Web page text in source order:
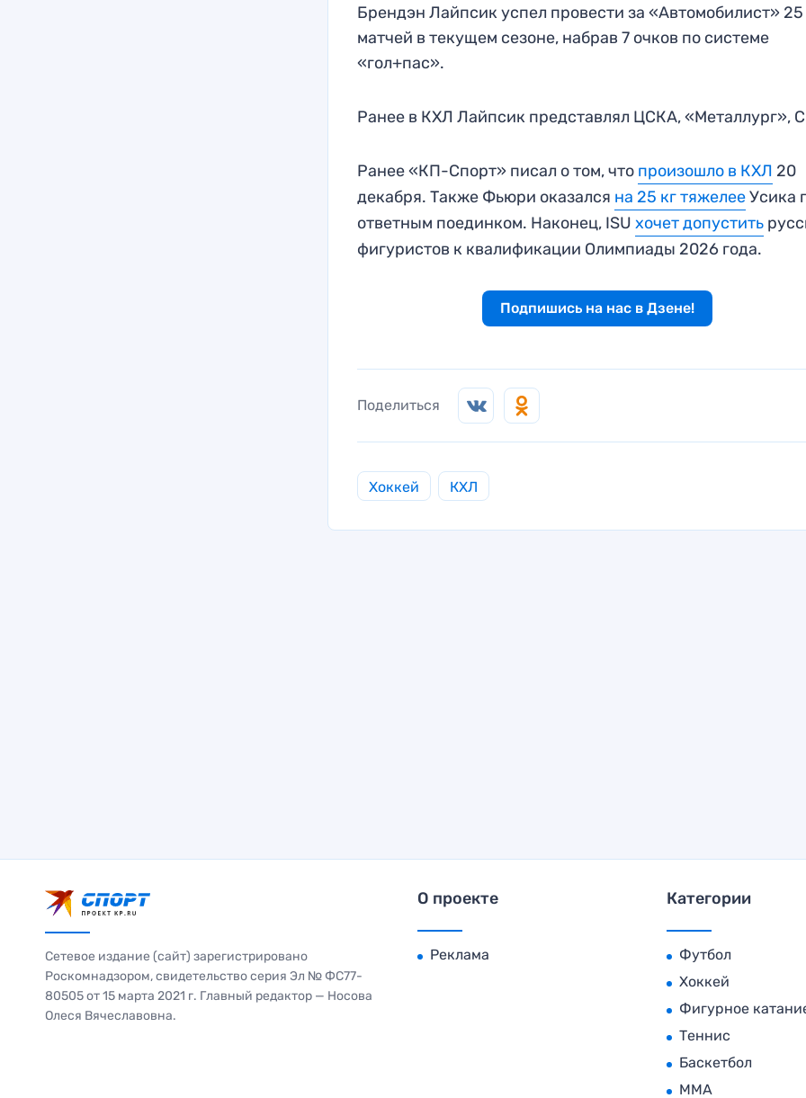
Брендэн Лайпсик успел провести за «Автомобилист» 25
матчей в текущем сезоне, набрав 7 очков по системе
«гол+пас».
Ранее в КХЛ Лайпсик представлял ЦСКА, «Металлург»,
Ранее «КП-Спорт» писал о том, что произошло в КХЛ 20
декабря. Также Фьюри оказался на 25 кг тяжелееУсика
ответным поединком. Наконец, ISUхочет допустить
фигуристов к квалификации Олимпиады 2026 года.
Подпишись на нас в Дзене!
Поделиться
Хоккей КХЛ
Сетевое издание (сайт) зарегистрировано
Роскомнадзором, свидетельство серия Эл № ФС77-
80505 от 15 марта 2021 г. Главный редактор — Носова
Олеся Вячеславовна.
О проекте
Реклама
Категории
Футбол
Хоккей
Фигурное
Теннис
Баскетбол
MMA